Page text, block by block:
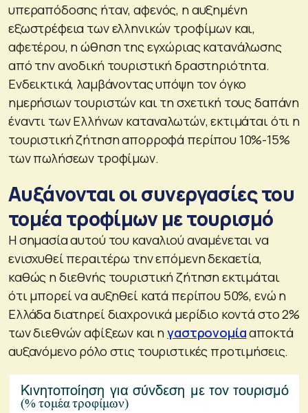
υπεραπόδοσης ήταν, αφενός, η αυξημένη
εξωστρέφεια των ελληνικών τροφίμων και,
αφετέρου, η ώθηση της εγχώριας κατανάλωσης
από την ανοδική τουριστική δραστηριότητα.
Ενδεικτικά, λαμβάνοντας υπόψη τον όγκο
ημερήσιων τουριστών και τη σχετική τους δαπάνη
έναντι των Ελλήνων καταναλωτών, εκτιμάται ότι η
τουριστική ζήτηση απορροφά περίπου 10%-15%
των πωλήσεων τροφίμων.
Αυξάνονται οι συνεργασίες του
τομέα τροφίμων με τουρισμό
Η σημασία αυτού του καναλιού αναμένεται να
ενισχυθεί περαιτέρω την επόμενη δεκαετία,
καθώς η διεθνής τουριστική ζήτηση εκτιμάται
ότι μπορεί να αυξηθεί κατά περίπου 50%, ενώ η
Ελλάδα διατηρεί διαχρονικά μερίδιο κοντά στο 2%
των διεθνών αφίξεων και ηγαστρονομίααποκτά
αυξανόμενο ρόλο στις τουριστικές προτιμήσεις.